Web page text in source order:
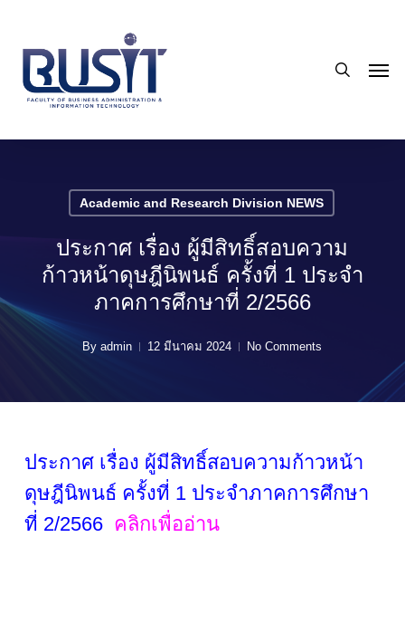
main
content
Academic and Research Division NEWS
ประกาศ เรื่อง ผู้มีสิทธิ์สอบความ
ก้าวหน้าดุษฎีนิพนธ์ ครั้งที่ 1 ประจำ
ภาคการศึกษาที่ 2/2566
By admin 12 มีนาคม 2024 No Comments
ประกาศ เรื่อง ผู้มีสิทธิ์สอบความก้าวหน้า
ดุษฎีนิพนธ์ ครั้งที่ 1 ประจำภาคการศึกษา
ที่ 2/2566 คลิกเพื่ออ่าน